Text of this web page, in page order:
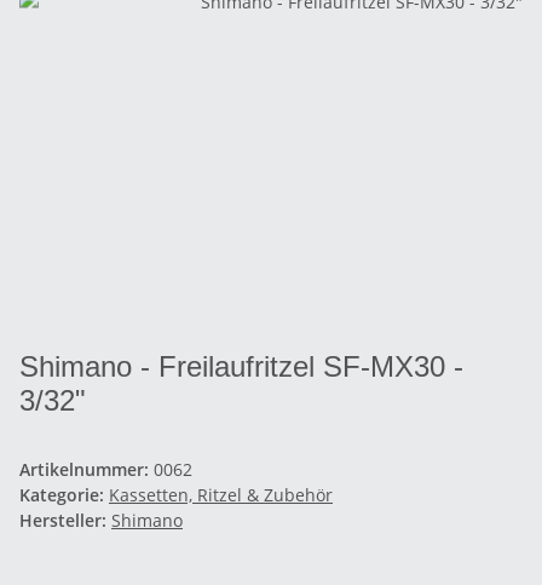
Shimano - Freilaufritzel SF-MX30 -
3/32"
Artikelnummer: 0062
Kategorie: Kassetten, Ritzel & Zubehör
Hersteller: Shimano